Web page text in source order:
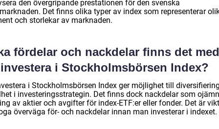
den övergripande prestationen för den svenska
Det finns olika typer av index som representerar
och storlekar av marknaden.
fördelar och nackdelar finns det med
i Stockholmsbörsen Index?
i Stockholmsbörsen Index ger möjlighet till
i investeringsstrategin. Det finns dock nackdelar som ojämn
av aktier och avgifter för index-ETF:er eller fonder. Det är
överväga för- och nackdelar innan man investerar i indexet.